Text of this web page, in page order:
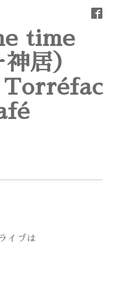
time
居）
Torréfac
イブは